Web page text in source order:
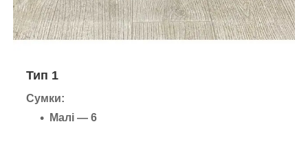
Тип 1
Сумки:
Малі — 6